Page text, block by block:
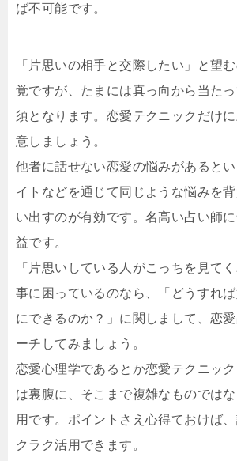
ば不可能です。
「片思いの相手と交際したい」と望
覚ですが、たまには真っ向から当た
須となります。恋愛テクニックだけ
意しましょう。
他者に話せない恋愛の悩みがあると
イトなどを通じて同じような悩みを
い出すのが有効です。名高い占い師
益です。
「片思いしている人がこっちを見て
事に困っているのなら、「どうすれ
にできるのか？」に関しまして、恋
ーチしてみましょう。
恋愛心理学であるとか恋愛テクニッ
は裏腹に、そこまで複雑なものでは
用です。ポイントさえ心得ておけば
クラク活用できます。